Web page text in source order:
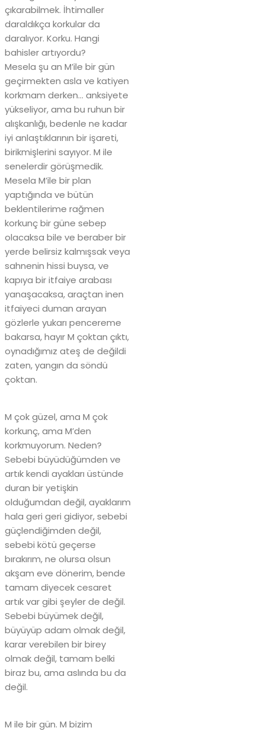
çıkarabilmek. İhtimaller
daraldıkça korkular da
daralıyor. Korku. Hangi
bahisler artıyordu?
Mesela şu an M’ile bir gün
geçirmekten asla ve katiyen
korkmam derken… anksiyete
yükseliyor, ama bu ruhun bir
alışkanlığı, bedenle ne kadar
iyi anlaştıklarının bir işareti,
birikmişlerini sayıyor. M ile
senelerdir görüşmedik.
Mesela M’ile bir plan
yaptığında ve bütün
beklentilerime rağmen
korkunç bir güne sebep
olacaksa bile ve beraber bir
yerde belirsiz kalmışsak veya
sahnenin hissi buysa, ve
kapıya bir itfaiye arabası
yanaşacaksa, araçtan inen
itfaiyeci duman arayan
gözlerle yukarı pencereme
bakarsa, hayır M çoktan çıktı,
oynadığımız ateş de değildi
zaten, yangın da söndü
çoktan.
M çok güzel, ama M çok
korkunç, ama M’den
korkmuyorum. Neden?
Sebebi büyüdüğümden ve
artık kendi ayakları üstünde
duran bir yetişkin
olduğumdan değil, ayaklarım
hala geri geri gidiyor, sebebi
güçlendiğimden değil,
sebebi kötü geçerse
bırakırım, ne olursa olsun
akşam eve dönerim, bende
tamam diyecek cesaret
artık var gibi şeyler de değil.
Sebebi büyümek değil,
büyüyüp adam olmak değil,
karar verebilen bir birey
olmak değil, tamam belki
biraz bu, ama aslında bu da
değil.
M ile bir gün. M bizim